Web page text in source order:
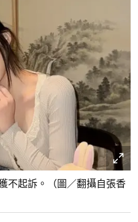
不起訴。（圖／翻攝自張香